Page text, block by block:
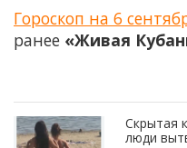
Гороскоп на 6
ранее «Живая
Скрытая
люди